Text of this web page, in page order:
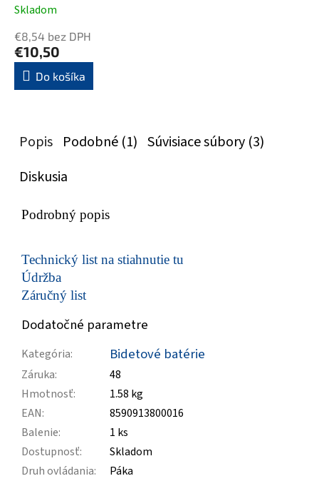
Skladom
€8,54 bez DPH
€10,50
Do košíka
Popis Podobné (1) Súvisiace súbory (3)
Diskusia
Podrobný popis
Technický list na stiahnutie tu
Údržba
Záručný list
Dodatočné parametre
Kategória: Bidetové batérie
Záruka:
48
Hmotnosť:
1.58 kg
EAN:
8590913800016
Balenie:
1 ks
Dostupnosť:
Skladom
Druh ovládania:
Páka